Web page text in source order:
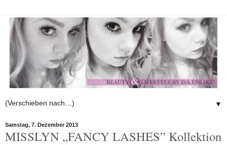
▼
Samstag, 7. Dezember 2013
MISSLYN „FANCY LASHES” Kollektion